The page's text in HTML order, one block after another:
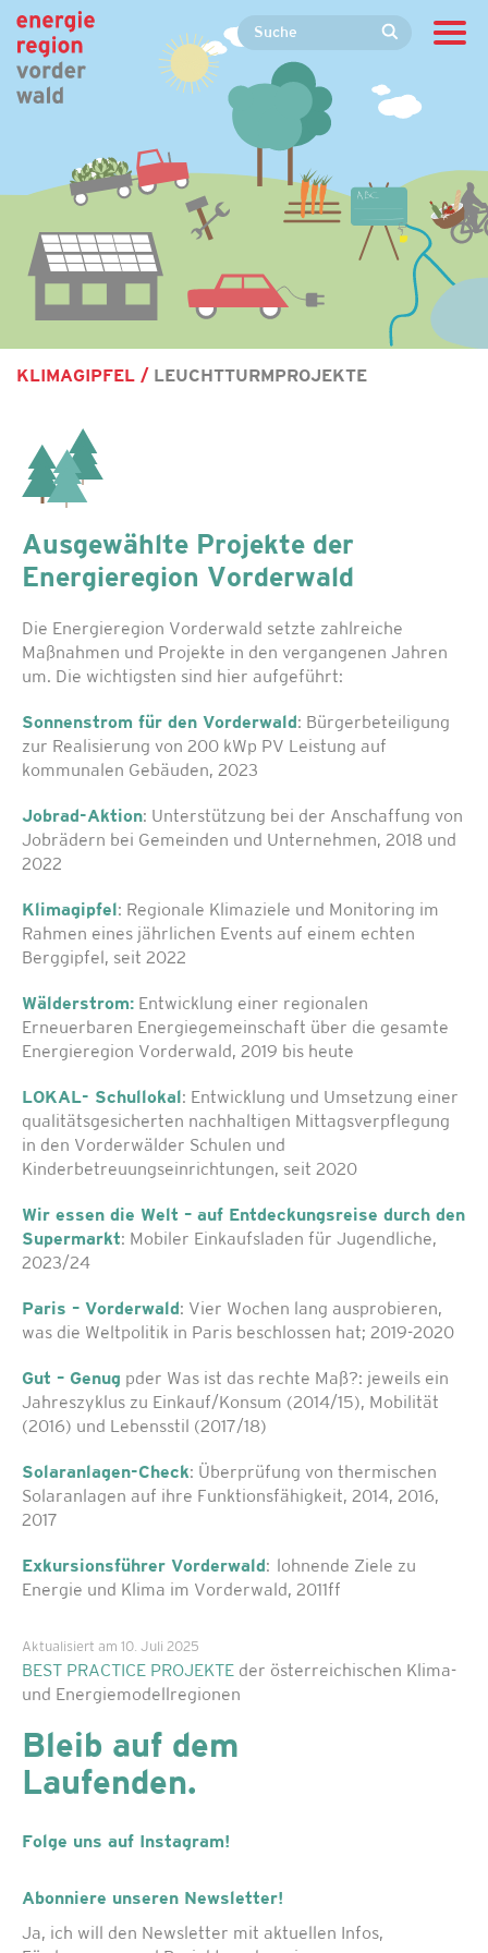
KLIMAGIPFEL LEUCHTTURMPROJEKTE
Ausgewählte Projekte der
Energieregion Vorderwald
Die Energieregion Vorderwald setzte zahlreiche
Maßnahmen und Projekte in den vergangenen Jahren
um. Die wichtigsten sind hier aufgeführt:
Sonnenstrom für den Vorderwald: Bürgerbeteiligung
zur Realisierung von 200 kWp PV Leistung auf
kommunalen Gebäuden, 2023
Jobrad-Aktion: Unterstützung bei der Anschaffung von
Jobrädern bei Gemeinden und Unternehmen, 2018 und
2022
Klimagipfel : Regionale Klimaziele und Monitoring im
Rahmen eines jährlichen Events auf einem echten
Berggipfel, seit 2022
Wälderstrom: Entwicklung einer regionalen
Erneuerbaren Energiegemeinschaft über die gesamte
Energieregion Vorderwald, 2019 bis heute
LOKAL- Schullokal : Entwicklung und Umsetzung einer
qualitätsgesicherten nachhaltigen Mittagsverpflegung
in den Vorderwälder Schulen und
Kinderbetreuungseinrichtungen, seit 2020
Wir essen die Welt – auf Entdeckungsreise durch den
Supermarkt: Mobiler Einkaufsladen für Jugendliche,
2023/24
Paris – Vorderwald: Vier Wochen lang ausprobieren,
was die Weltpolitik in Paris beschlossen hat; 2019-2020
Gut – Genug pder Was ist das rechte Maß?: jeweils ein
Jahreszyklus zu Einkauf/Konsum (2014/15), Mobilität
(2016) und Lebensstil (2017/18)
Solaranlagen-Check: Überprüfung von thermischen
Solaranlagen auf ihre Funktionsfähigkeit, 2014, 2016,
2017
Exkursionsführer Vorderwald: lohnende Ziele zu
Energie und Klima im Vorderwald, 2011ff
Aktualisiert am 10. Juli 2025
BEST PRACTICE PROJEKTE der österreichischen Klima-
und Energiemodellregionen
Bleib auf dem
Laufenden.
Folge uns auf Instagram!
Abonniere unseren Newsletter!
Ja, ich will den Newsletter mit aktuellen Infos,